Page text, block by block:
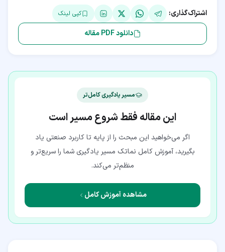
اشتراک‌گذاری: کپی لینک
دانلود PDF مقاله
مسیر یادگیری کامل‌تر
این مقاله فقط شروع مسیر است
اگر می‌خواهید این مبحث را از پایه تا کاربرد صنعتی یاد
بگیرید، آموزش کامل نماتک مسیر یادگیری شما را سریع‌تر و
منظم‌تر می‌کند.
مشاهده آموزش کامل